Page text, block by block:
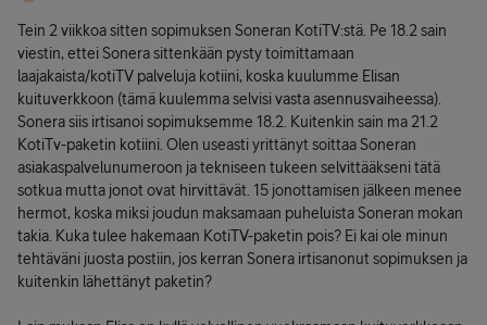
Tein 2 viikkoa sitten sopimuksen Soneran KotiTV:stä. Pe 18.2 sain
viestin, ettei Sonera sittenkään pysty toimittamaan
laajakaista/kotiTV palveluja kotiini, koska kuulumme Elisan
kuituverkkoon (tämä kuulemma selvisi vasta asennusvaiheessa).
Sonera siis irtisanoi sopimuksemme 18.2. Kuitenkin sain ma 21.2
KotiTv-paketin kotiini. Olen useasti yrittänyt soittaa Soneran
asiakaspalvelunumeroon ja tekniseen tukeen selvittääkseni tätä
sotkua mutta jonot ovat hirvittävät. 15 jonottamisen jälkeen menee
hermot, koska miksi joudun maksamaan puheluista Soneran mokan
takia. Kuka tulee hakemaan KotiTV-paketin pois? Ei kai ole minun
tehtäväni juosta postiin, jos kerran Sonera irtisanonut sopimuksen ja
kuitenkin lähettänyt paketin?